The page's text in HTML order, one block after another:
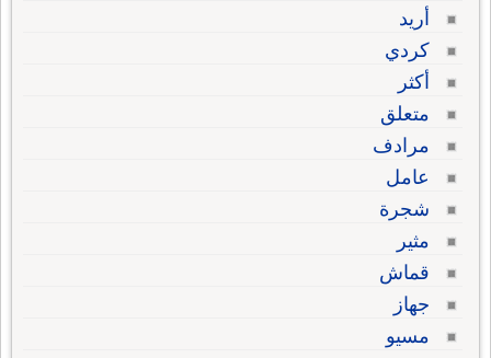
أريد
كردي
أكثر
متعلق
مرادف
عامل
شجرة
مثير
قماش
جهاز
مسيو